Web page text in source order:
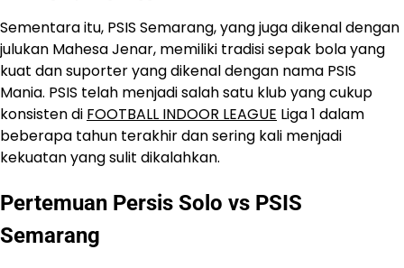
Sementara itu, PSIS Semarang, yang juga dikenal dengan
julukan Mahesa Jenar, memiliki tradisi sepak bola yang
kuat dan suporter yang dikenal dengan nama PSIS
Mania. PSIS telah menjadi salah satu klub yang cukup
konsisten di FOOTBALL INDOOR LEAGUE Liga 1 dalam
beberapa tahun terakhir dan sering kali menjadi
kekuatan yang sulit dikalahkan.
Pertemuan Persis Solo vs PSIS
Semarang